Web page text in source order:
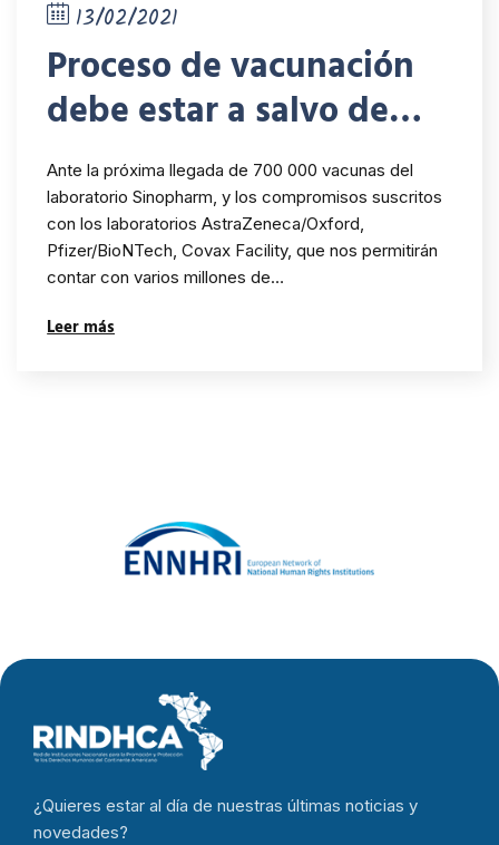
13/02/2021
Proceso de vacunación
debe estar a salvo de
actos antiéticos o
delictivos
Ante la próxima llegada de 700 000 vacunas del
laboratorio Sinopharm, y los compromisos suscritos
con los laboratorios AstraZeneca/Oxford,
Pfizer/BioNTech, Covax Facility, que nos permitirán
contar con varios millones de…
Leer más
¿Quieres estar al día de nuestras últimas noticias y
novedades?